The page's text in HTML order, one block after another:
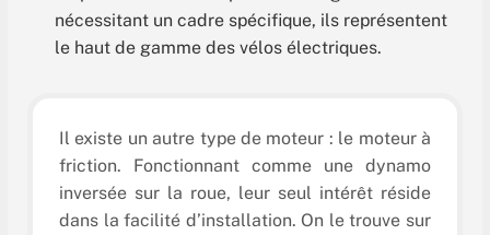
nécessitant un cadre spécifique, ils représentent
le haut de gamme des vélos électriques.
Il existe un autre type de moteur : le moteur à
friction. Fonctionnant comme une dynamo
inversée sur la roue, leur seul intérêt réside
dans la facilité d’installation. On le trouve sur